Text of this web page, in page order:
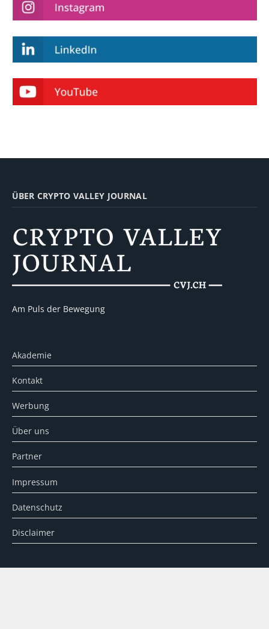
ÜBER CRYPTO VALLEY JOURNAL
Am Puls der Bewegung
Akademie
Kontakt
Werbung
Über uns
Partner
Impressum
Datenschutz
Disclaimer